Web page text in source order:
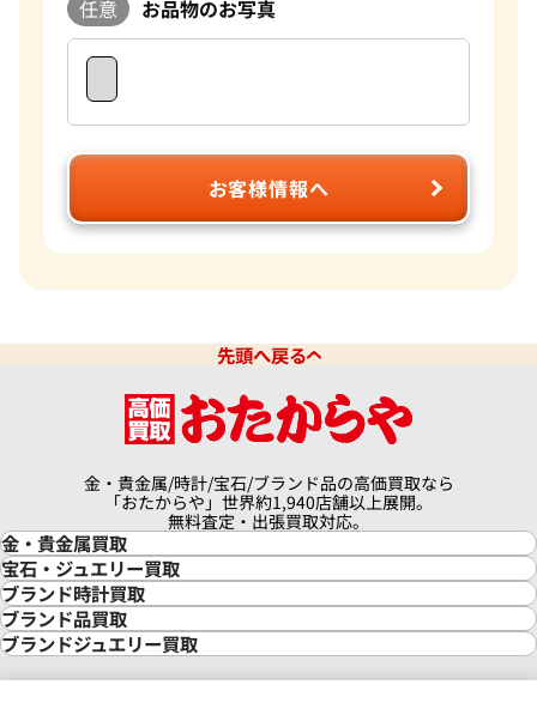
任意 お品物のお写真
お客様情報へ
先頭へ戻る
金・貴金属/時計/宝石/ブランド品の高価買取なら
「おたからや」世界約1,940店舗以上展開。
無料査定・出張買取対応。
金・貴金属買取
金買取
金の相場価格情報
金の参考買取価格一覧
インゴット買取
インゴットの相場価格情報
24金買取
宝石・ジュエリー買取
宝石・ジュエリー買取
ダイヤモンド買取
ダイヤモンド・宝石の参考価格一覧
リング・結婚指輪買取
エメラルド買取
ブランド時計買取
時計買取
ロレックス買取
ロレックス デイトナ買取
ロレックス サブマリーナー買取
ブランド品買取
ブランド買取
ブランドジュエリー買取